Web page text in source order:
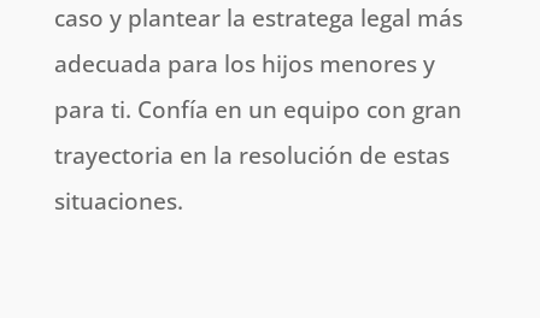
caso y plantear la estratega legal más
adecuada para los hijos menores y
para ti. Confía en un equipo con gran
trayectoria en la resolución de estas
situaciones.